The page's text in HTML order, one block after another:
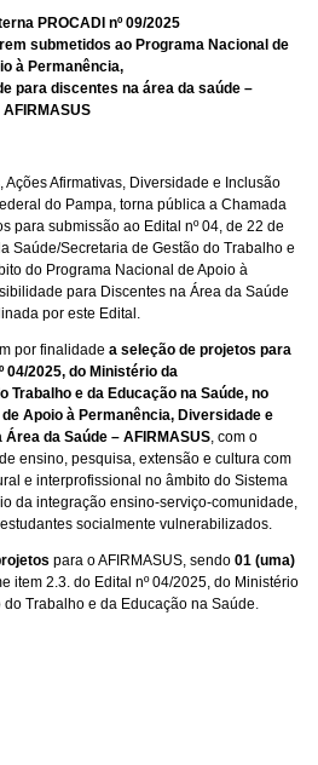
PROCADI nº 09/2025
submetidos ao Programa Nacional de
à Permanência,
para discentes na área da saúde –
AFIRMASUS
Afirmativas, Diversidade e Inclusão
do Pampa, torna pública a Chamada
para submissão ao Edital nº 04, de 22 de
Saúde/Secretaria de Gestão do Trabalho e
do Programa Nacional de Apoio à
para Discentes na Área da Saúde
por este Edital.
por finalidade a seleção de projetos para
04/2025, do Ministério da
Trabalho e da Educação na Saúde, no
Apoio à Permanência, Diversidade e
da Saúde – AFIRMASUS, com o
ensino, pesquisa, extensão e cultura com
e interprofissional no âmbito do Sistema
da integração ensino-serviço-comunidade,
socialmente vulnerabilizados.
para o AFIRMASUS, sendo 01 (uma)
item 2.3. do Edital nº 04/2025, do Ministério
Trabalho e da Educação na Saúde.